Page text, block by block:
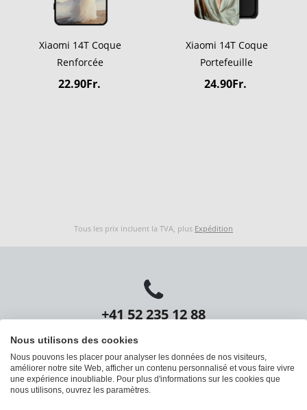
Xiaomi 14T Coque
Renforcée
22.90Fr.
Xiaomi 14T Coque
Portefeuille
24.90Fr.
Tous les prix incluent la TVA, plus Expédition
+41 52 235 12 88
Du lundi au vendredi : 08:30 - 12:00 et 13:30 -
16:30
Nous utilisons des cookies
Nous pouvons les placer pour analyser les données de nos visiteurs,
améliorer notre site Web, afficher un contenu personnalisé et vous faire vivre
une expérience inoubliable. Pour plus d'informations sur les cookies que
nous utilisons, ouvrez les paramètres.